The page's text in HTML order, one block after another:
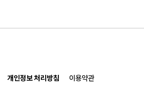
개인정보 처리방침 이용약관